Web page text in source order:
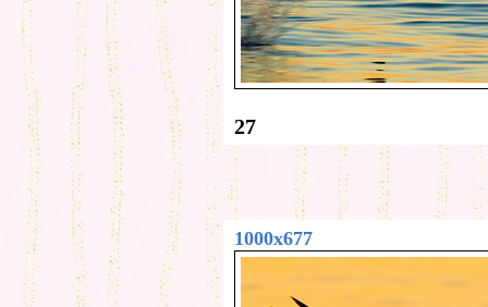
27
1000x677